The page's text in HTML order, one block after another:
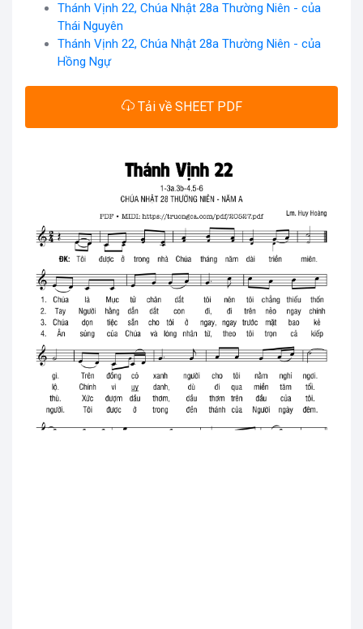
Thánh Vịnh 22, Chúa Nhật 28a Thường Niên - của
Thái Nguyên
Thánh Vịnh 22, Chúa Nhật 28a Thường Niên - của
Hồng Ngự
Tải về SHEET PDF